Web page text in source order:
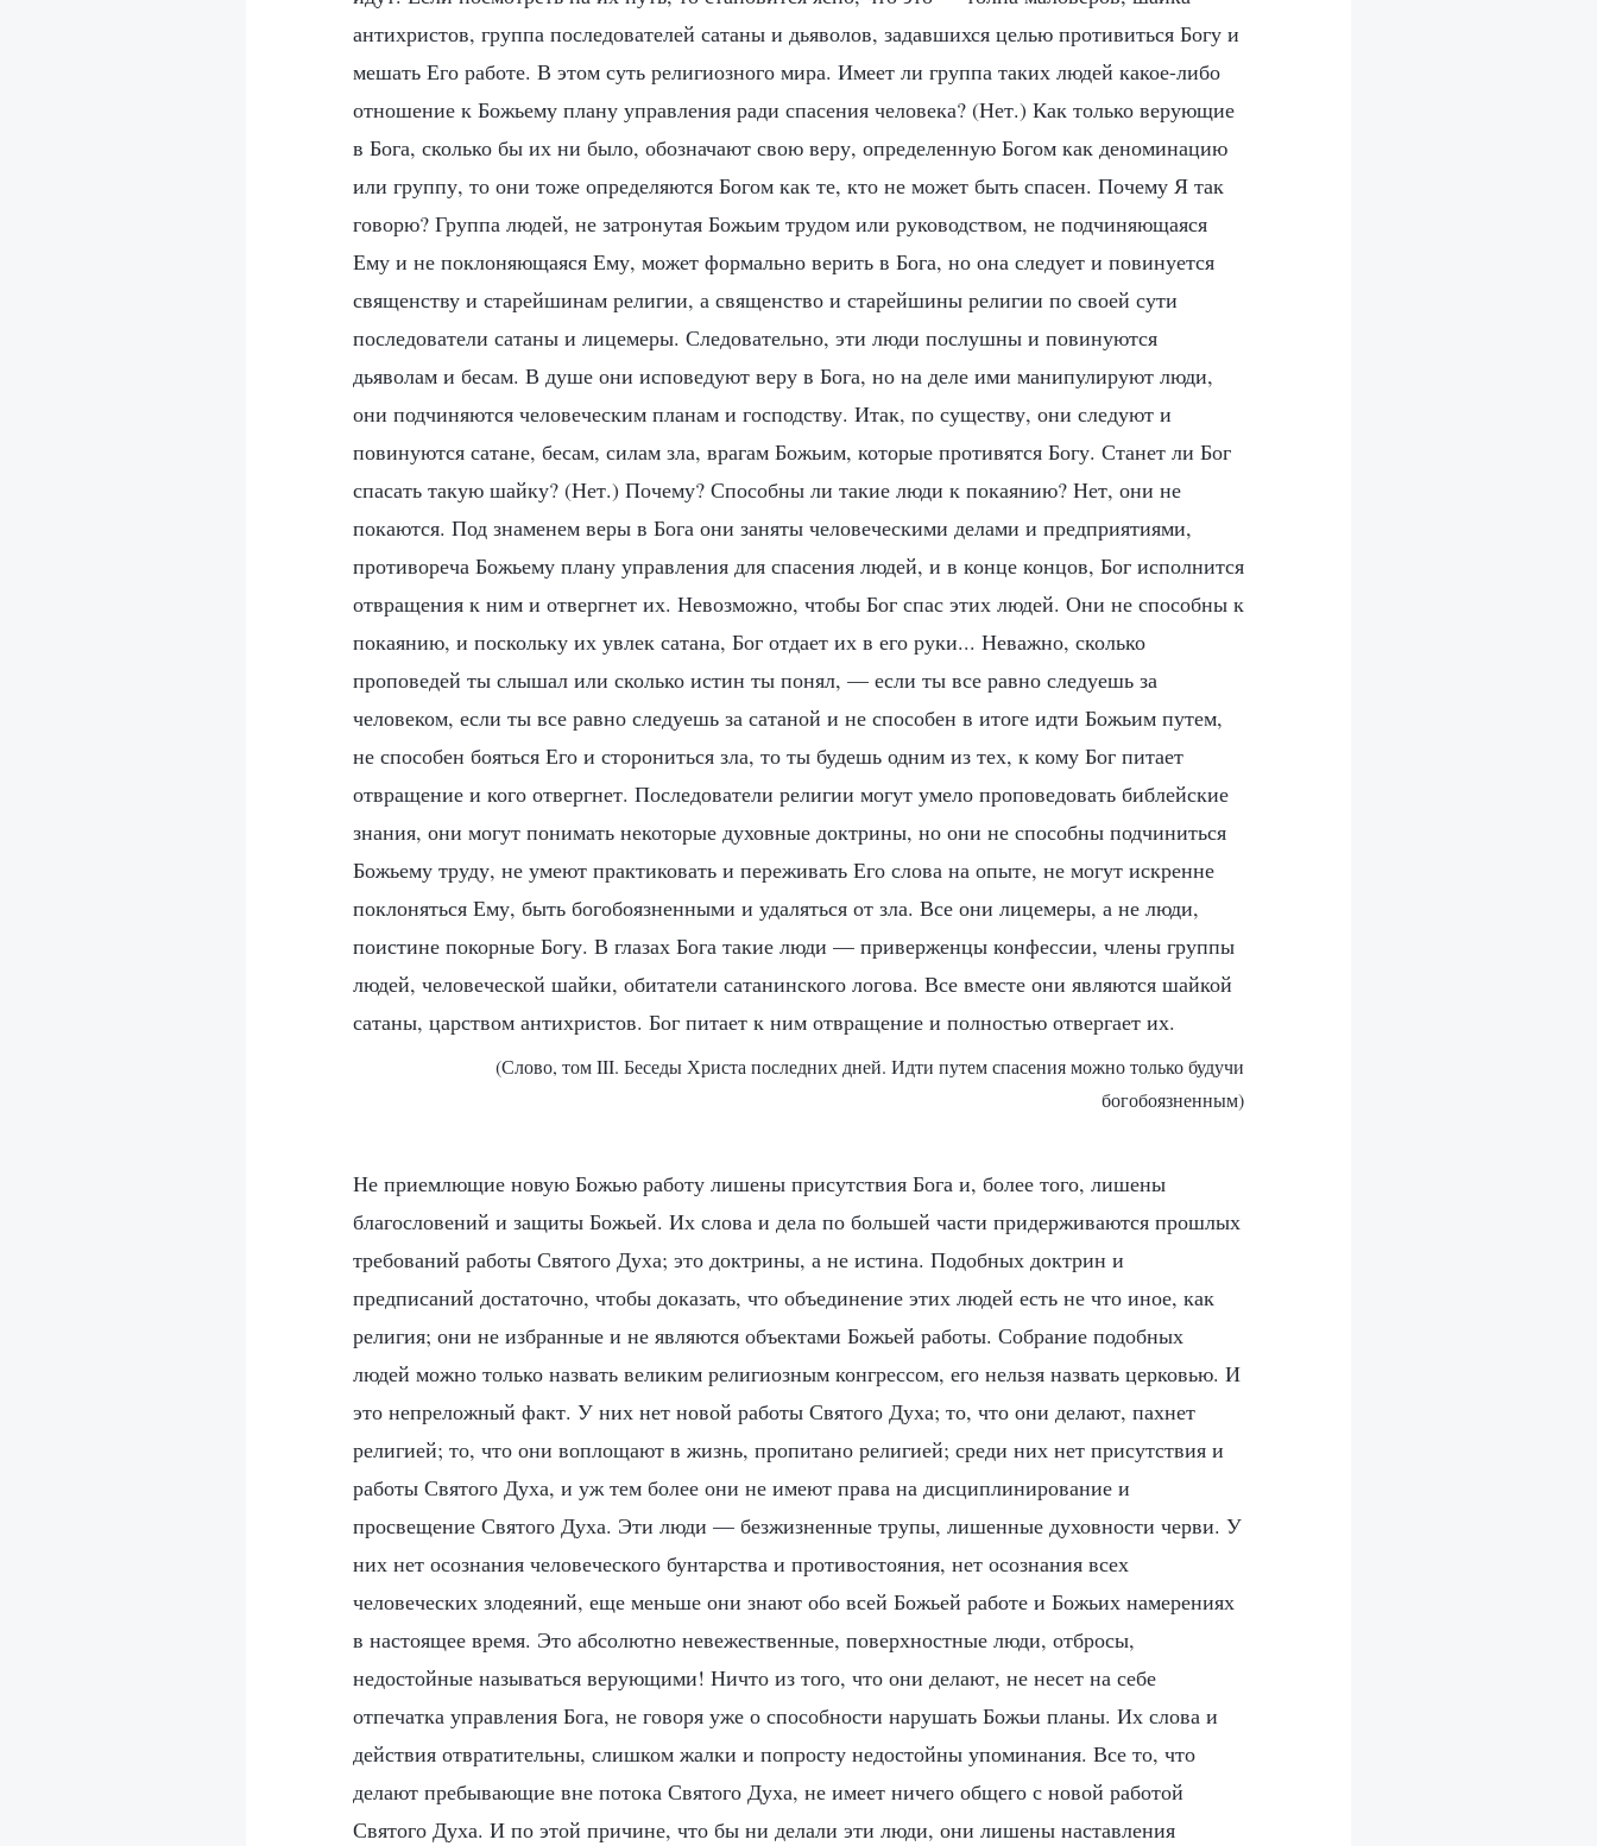
антихристов, группа последователей сатаны и дьяволов, задавшихся целью противиться Богу и
мешать Его работе. В этом суть религиозного мира. Имеет ли группа таких людей какое-либо
отношение к Божьему плану управления ради спасения человека? (Нет.) Как только верующие
в Бога, сколько бы их ни было, обозначают свою веру, определенную Богом как деноминацию
или группу, то они тоже определяются Богом как те, кто не может быть спасен. Почему Я так
говорю? Группа людей, не затронутая Божьим трудом или руководством, не подчиняющаяся
Ему и не поклоняющаяся Ему, может формально верить в Бога, но она следует и повинуется
священству и старейшинам религии, а священство и старейшины религии по своей сути
последователи сатаны и лицемеры. Следовательно, эти люди послушны и повинуются
дьяволам и бесам. В душе они исповедуют веру в Бога, но на деле ими манипулируют люди,
они подчиняются человеческим планам и господству. Итак, по существу, они следуют и
повинуются сатане, бесам, силам зла, врагам Божьим, которые противятся Богу. Станет ли Бог
спасать такую шайку? (Нет.) Почему? Способны ли такие люди к покаянию? Нет, они не
покаются. Под знаменем веры в Бога они заняты человеческими делами и предприятиями,
противореча Божьему плану управления для спасения людей, и в конце концов, Бог исполнится
отвращения к ним и отвергнет их. Невозможно, чтобы Бог спас этих людей. Они не способны к
покаянию, и поскольку их увлек сатана, Бог отдает их в его руки... Неважно, сколько
проповедей ты слышал или сколько истин ты понял, — если ты все равно следуешь за
человеком, если ты все равно следуешь за сатаной и не способен в итоге идти Божьим путем,
не способен бояться Его и сторониться зла, то ты будешь одним из тех, к кому Бог питает
отвращение и кого отвергнет. Последователи религии могут умело проповедовать библейские
знания, они могут понимать некоторые духовные доктрины, но они не способны подчиниться
Божьему труду, не умеют практиковать и переживать Его слова на опыте, не могут искренне
поклоняться Ему, быть богобоязненными и удаляться от зла. Все они лицемеры, а не люди,
поистине покорные Богу. В глазах Бога такие люди — приверженцы конфессии, члены группы
людей, человеческой шайки, обитатели сатанинского логова. Все вместе они являются шайкой
сатаны, царством антихристов. Бог питает к ним отвращение и полностью отвергает их.
(Слово, том III. Беседы Христа последних дней. Идти путем спасения можно только будучи
богобоязненным)
Не приемлющие новую Божью работу лишены присутствия Бога и, более того, лишены
благословений и защиты Божьей. Их слова и дела по большей части придерживаются прошлых
требований работы Святого Духа; это доктрины, а не истина. Подобных доктрин и
предписаний достаточно, чтобы доказать, что объединение этих людей есть не что иное, как
религия; они не избранные и не являются объектами Божьей работы. Собрание подобных
людей можно только назвать великим религиозным конгрессом, его нельзя назвать церковью. И
это непреложный факт. У них нет новой работы Святого Духа; то, что они делают, пахнет
религией; то, что они воплощают в жизнь, пропитано религией; среди них нет присутствия и
работы Святого Духа, и уж тем более они не имеют права на дисциплинирование и
просвещение Святого Духа. Эти люди — безжизненные трупы, лишенные духовности черви. У
них нет осознания человеческого бунтарства и противостояния, нет осознания всех
человеческих злодеяний, еще меньше они знают обо всей Божьей работе и Божьих намерениях
в настоящее время. Это абсолютно невежественные, поверхностные люди, отбросы,
недостойные называться верующими! Ничто из того, что они делают, не несет на себе
отпечатка управления Бога, не говоря уже о способности нарушать Божьи планы. Их слова и
действия отвратительны, слишком жалки и попросту недостойны упоминания. Все то, что
делают пребывающие вне потока Святого Духа, не имеет ничего общего с новой работой
Святого Духа. И по этой причине, что бы ни делали эти люди, они лишены наставления